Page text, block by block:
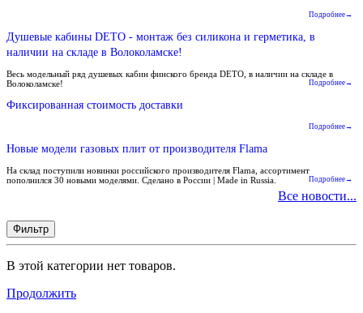
Подробнее→
Душевые кабины DETO - монтаж без силикона и герметика, в
наличии на складе в Волоколамске!
Весь модельный ряд душевых кабин финского бренда DETO, в наличии на складе в
Волоколамске!
Подробнее→
Фиксированная стоимость доставки
Подробнее→
Новые модели газовых плит от производителя Flama
На склад поступили новинки российского производителя Flama, ассортимент
пополнился 30 новыми моделями. Сделано в России | Made in Russia.
Подробнее→
Все новости...
Фильтр
В этой категории нет товаров.
Продолжить